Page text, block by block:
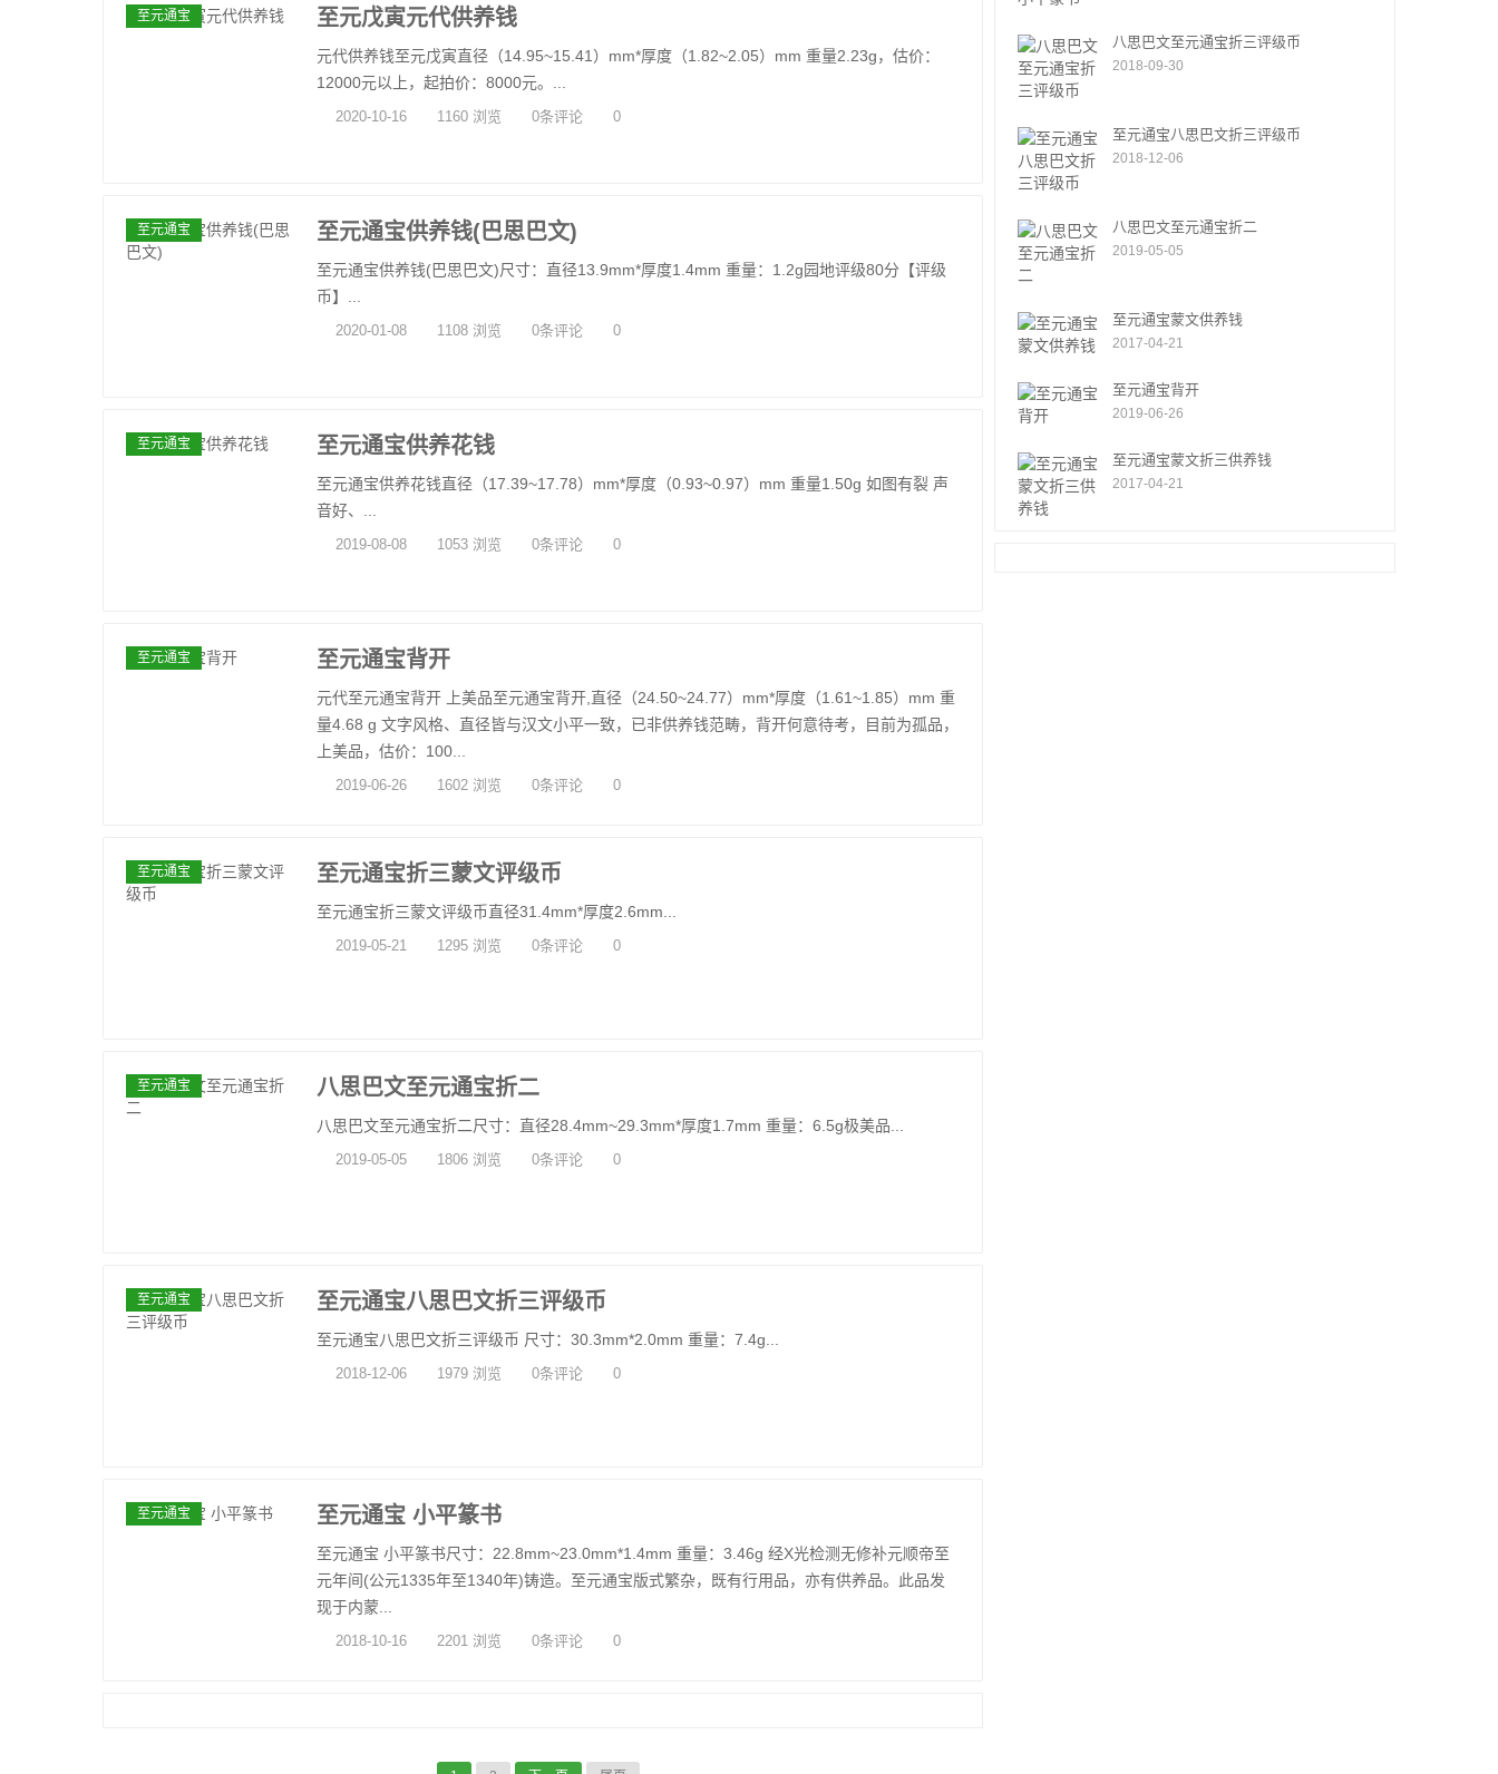
至元通宝 至元戊寅元代供养钱
元代供养钱至元戊寅直径（14.95~15.41）mm*厚度（1.82~2.05）mm 重量2.23g，估价：
12000元以上，起拍价：8000元。...
2020-10-16 1160 浏览 0条评论 0
至元通宝 至元通宝供养钱(巴思巴文)
至元通宝供养钱(巴思巴文)尺寸：直径13.9mm*厚度1.4mm 重量：1.2g园地评级80分【评级
币】...
2020-01-08 1108 浏览 0条评论 0
至元通宝 至元通宝供养花钱
至元通宝供养花钱直径（17.39~17.78）mm*厚度（0.93~0.97）mm 重量1.50g 如图有裂 声
音好、...
2019-08-08 1053 浏览 0条评论 0
至元通宝 至元通宝背开
元代至元通宝背开 上美品至元通宝背开,直径（24.50~24.77）mm*厚度（1.61~1.85）mm 重
量4.68 g 文字风格、直径皆与汉文小平一致，已非供养钱范畴，背开何意待考，目前为孤品，
上美品，估价：100...
2019-06-26 1602 浏览 0条评论 0
至元通宝 至元通宝折三蒙文评级币
至元通宝折三蒙文评级币直径31.4mm*厚度2.6mm...
2019-05-21 1295 浏览 0条评论 0
至元通宝 八思巴文至元通宝折二
八思巴文至元通宝折二尺寸：直径28.4mm~29.3mm*厚度1.7mm 重量：6.5g极美品...
2019-05-05 1806 浏览 0条评论 0
至元通宝 至元通宝八思巴文折三评级币
至元通宝八思巴文折三评级币 尺寸：30.3mm*2.0mm 重量：7.4g...
2018-12-06 1979 浏览 0条评论 0
至元通宝 至元通宝 小平篆书
至元通宝 小平篆书尺寸：22.8mm~23.0mm*1.4mm 重量：3.46g 经X光检测无修补元顺帝至
元年间(公元1335年至1340年)铸造。至元通宝版式繁杂，既有行用品，亦有供养品。此品发
现于内蒙...
2018-10-16 2201 浏览 0条评论 0
八思巴文至元通宝折三评级币
2018-09-30
至元通宝八思巴文折三评级币
2018-12-06
八思巴文至元通宝折二
2019-05-05
至元通宝蒙文供养钱
2017-04-21
至元通宝背开
2019-06-26
至元通宝蒙文折三供养钱
2017-04-21